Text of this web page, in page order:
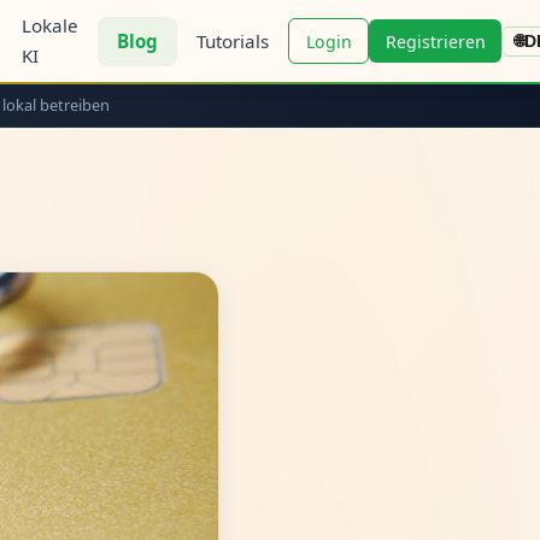
Lokale
KI
Blog Tutorials Login Registrieren 🌐
betreiben